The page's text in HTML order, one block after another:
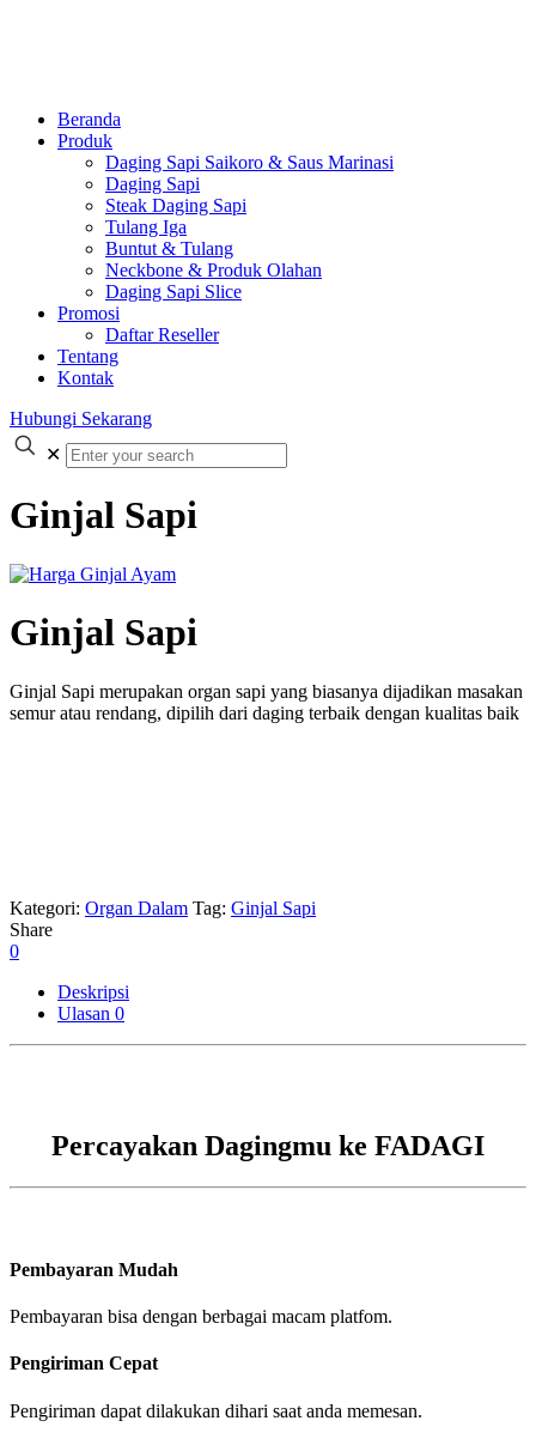
Beranda
Produk
Daging Sapi Saikoro & Saus Marinasi
Daging Sapi
Steak Daging Sapi
Tulang Iga
Buntut & Tulang
Neckbone & Produk Olahan
Daging Sapi Slice
Promosi
Daftar Reseller
Tentang
Kontak
Hubungi Sekarang
✕
Ginjal Sapi
Ginjal Sapi
Ginjal Sapi merupakan organ sapi yang biasanya dijadikan masakan
semur atau rendang, dipilih dari daging terbaik dengan kualitas baik
Kategori: Organ Dalam Tag: Ginjal Sapi
Share
0
Deskripsi
Ulasan 0
Percayakan Dagingmu ke FADAGI
Pembayaran Mudah
Pembayaran bisa dengan berbagai macam platfom.
Pengiriman Cepat
Pengiriman dapat dilakukan dihari saat anda memesan.